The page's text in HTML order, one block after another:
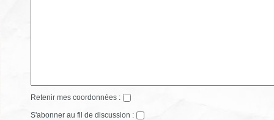
Retenir mes coordonnées :
S'abonner au fil de discussion :